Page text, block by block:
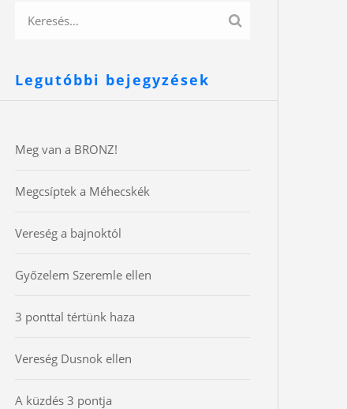
Legutóbbi bejegyzések
Meg van a BRONZ!
Megcsíptek a Méhecskék
Vereség a bajnoktól
Győzelem Szeremle ellen
3 ponttal tértünk haza
Vereség Dusnok ellen
A küzdés 3 pontja